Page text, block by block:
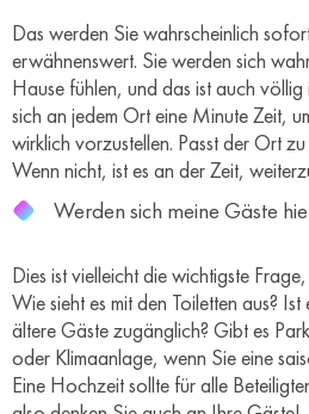
Das werden Sie wahrscheinlich
erwähnenswert. Sie werden sich
Hause fühlen, und das ist auch
sich an jedem Ort eine Minute Zeit,
wirklich vorzustellen. Passt der Ort
Wenn nicht, ist es an der Zeit,
Werden sich meine Gäste
Dies ist vielleicht die wichtigste
Wie sieht es mit den Toiletten aus?
ältere Gäste zugänglich? Gibt es
oder Klimaanlage, wenn Sie eine
Eine Hochzeit sollte für alle